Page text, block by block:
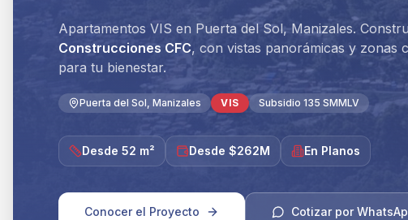
Apartamentos VIS en Puerta del Sol, Manizales.
Construcciones CFC, con vistas panorámicas y zonas
para tu bienestar.
Puerta del Sol, Manizales VIS Subsidio 135 SMMLV
Desde 52 m² Desde $262M En Planos
Conocer el Proyecto Cotizar por